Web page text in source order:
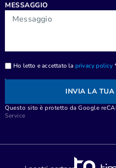
MESSAGGIO
Ho letto e accettato la privacy policy
INVIA LA TUA
Questo sito è protetto da Google
Service